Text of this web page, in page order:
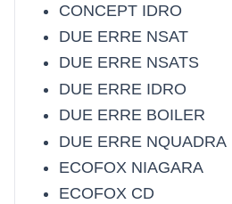
CONCEPT IDRO
DUE ERRE NSAT
DUE ERRE NSATS
DUE ERRE IDRO
DUE ERRE BOILER
DUE ERRE NQUADRA
ECOFOX NIAGARA
ECOFOX CD